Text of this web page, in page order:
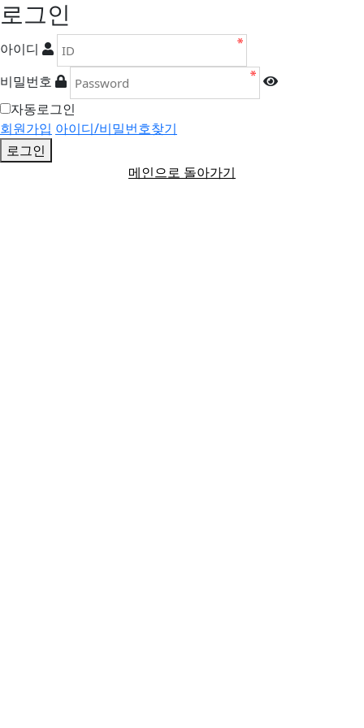
로그인
아이디
비밀번호
자동로그인
회원가입 아이디/비밀번호찾기
로그인
메인으로 돌아가기